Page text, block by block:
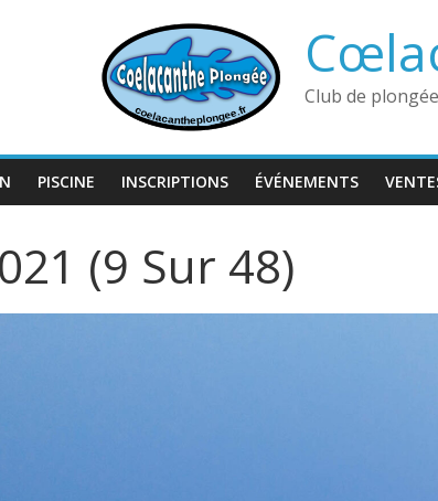
Club de
PISCINE INSCRIPTIONS ÉVÉNEMENTS
(9 Sur 48)